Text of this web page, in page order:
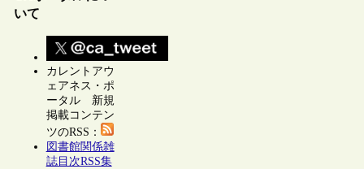
いて
カレントアウ
ェアネス・ポ
ータル 新規
掲載コンテン
ツのRSS：
図書館関係雑
誌目次RSS集